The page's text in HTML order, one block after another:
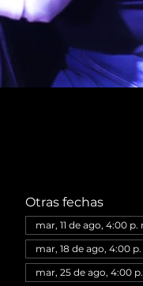
Otras fechas
mar, 11 de ago, 4:00 p.
mar, 18 de ago, 4:00
mar, 25 de ago, 4:00